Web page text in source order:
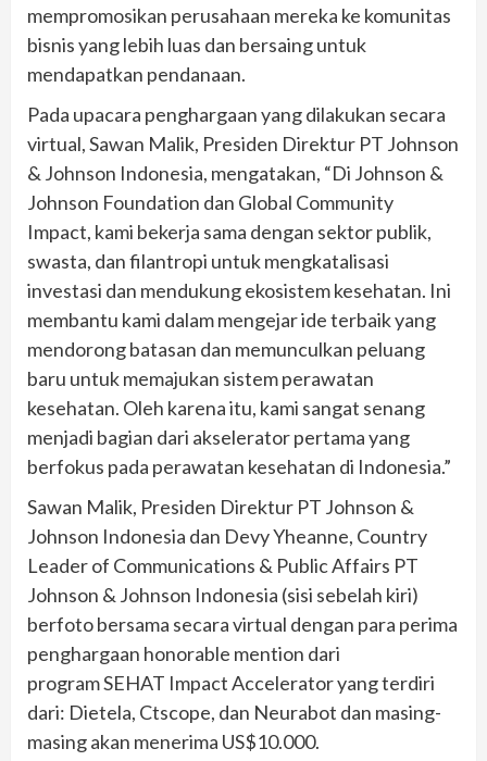
mempromosikan perusahaan mereka ke komunitas
bisnis yang lebih luas dan bersaing untuk
mendapatkan pendanaan.
Pada upacara penghargaan yang dilakukan secara
virtual, Sawan Malik, Presiden Direktur PT Johnson
& Johnson Indonesia, mengatakan, “Di Johnson &
Johnson Foundation dan Global Community
Impact, kami bekerja sama dengan sektor publik,
swasta, dan filantropi untuk mengkatalisasi
investasi dan mendukung ekosistem kesehatan. Ini
membantu kami dalam mengejar ide terbaik yang
mendorong batasan dan memunculkan peluang
baru untuk memajukan sistem perawatan
kesehatan. Oleh karena itu, kami sangat senang
menjadi bagian dari akselerator pertama yang
berfokus pada perawatan kesehatan di Indonesia.”
Sawan Malik, Presiden Direktur PT Johnson &
Johnson Indonesia dan Devy Yheanne, Country
Leader of Communications & Public Affairs PT
Johnson & Johnson Indonesia (sisi sebelah kiri)
berfoto bersama secara virtual dengan para perima
penghargaan honorable mention dari
program SEHAT Impact Accelerator yang terdiri
dari: Dietela, Ctscope, dan Neurabot dan masing-
masing akan menerima US$10.000.